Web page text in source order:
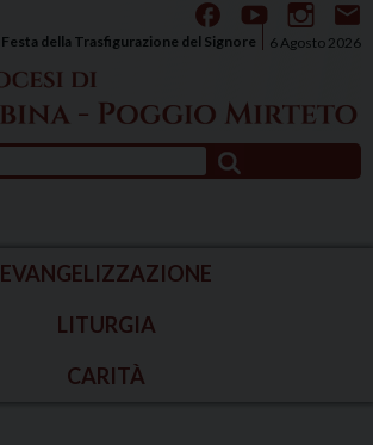
6 Agosto 2026
Festa della Trasfigurazione del Signore
EVANGELIZZAZIONE
LITURGIA
CARITÀ